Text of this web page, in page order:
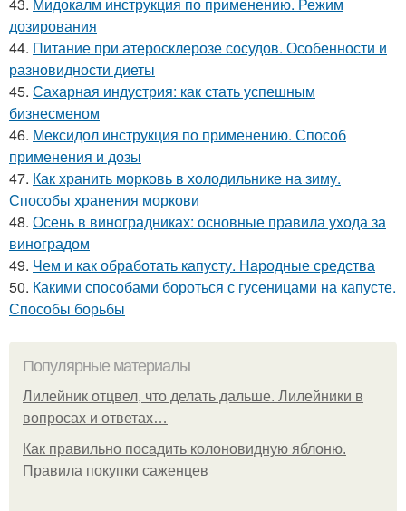
дозирования
44. Питание при атеросклерозе сосудов. Особенности и
разновидности диеты
45. Сахарная индустрия: как стать успешным
бизнесменом
46. Мексидол инструкция по применению. Способ
применения и дозы
47. Как хранить морковь в холодильнике на зиму.
Способы хранения моркови
48. Осень в виноградниках: основные правила ухода за
виноградом
49. Чем и как обработать капусту. Народные средства
50. Какими способами бороться с гусеницами на капусте.
Способы борьбы
Популярные материалы
Лилейник отцвел, что делать дальше. Лилейники в
вопросах и ответах…
Как правильно посадить колоновидную яблоню.
Правила покупки саженцев